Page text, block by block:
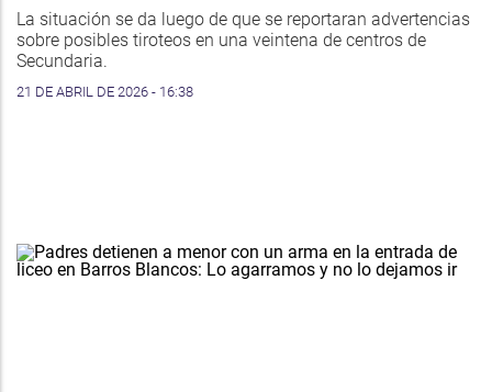
La situación se da luego de que se reportaran advertencias
sobre posibles tiroteos en una veintena de centros de
Secundaria.
21 DE ABRIL DE 2026 - 16:38